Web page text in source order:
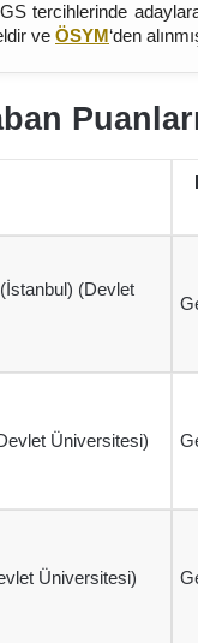
tercihlerinde
ve ÖSYM‘den
(Devlet
Üniversitesi)
Üniversitesi)